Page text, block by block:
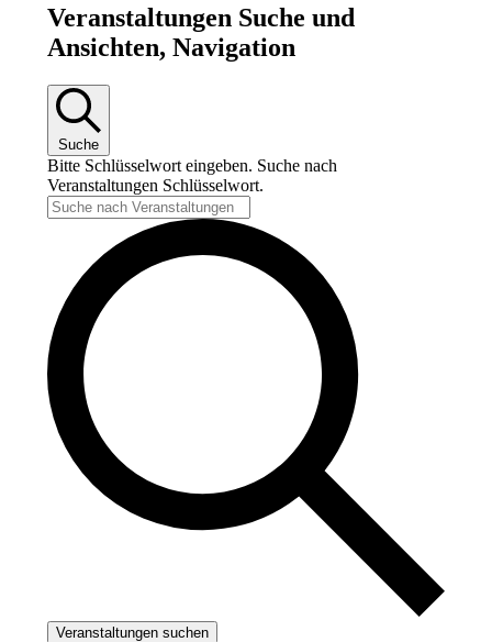
Veranstaltungen
Veranstaltungen Suche und
Ansichten, Navigation
Suche
Bitte Schlüsselwort eingeben. Suche nach
Veranstaltungen Schlüsselwort.
Veranstaltungen suchen